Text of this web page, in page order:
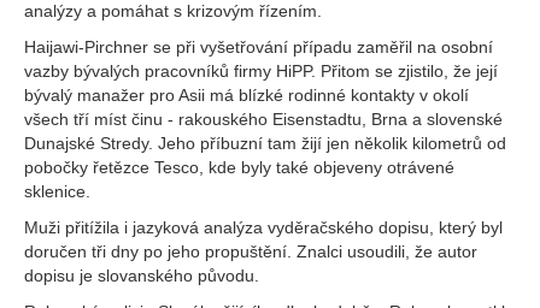
analýzy a pomáhat s krizovým řízením.
Haijawi-Pirchner se při vyšetřování případu zaměřil na osobní
vazby bývalých pracovníků firmy HiPP. Přitom se zjistilo, že její
bývalý manažer pro Asii má blízké rodinné kontakty v okolí
všech tří míst činu - rakouského Eisenstadtu, Brna a slovenské
Dunajské Stredy. Jeho příbuzní tam žijí jen několik kilometrů od
pobočky řetězce Tesco, kde byly také objeveny otrávené
sklenice.
Muži přitížila i jazyková analýza vyděračského dopisu, který byl
doručen tři dny po jeho propuštění. Znalci usoudili, že autor
dopisu je slovanského původu.